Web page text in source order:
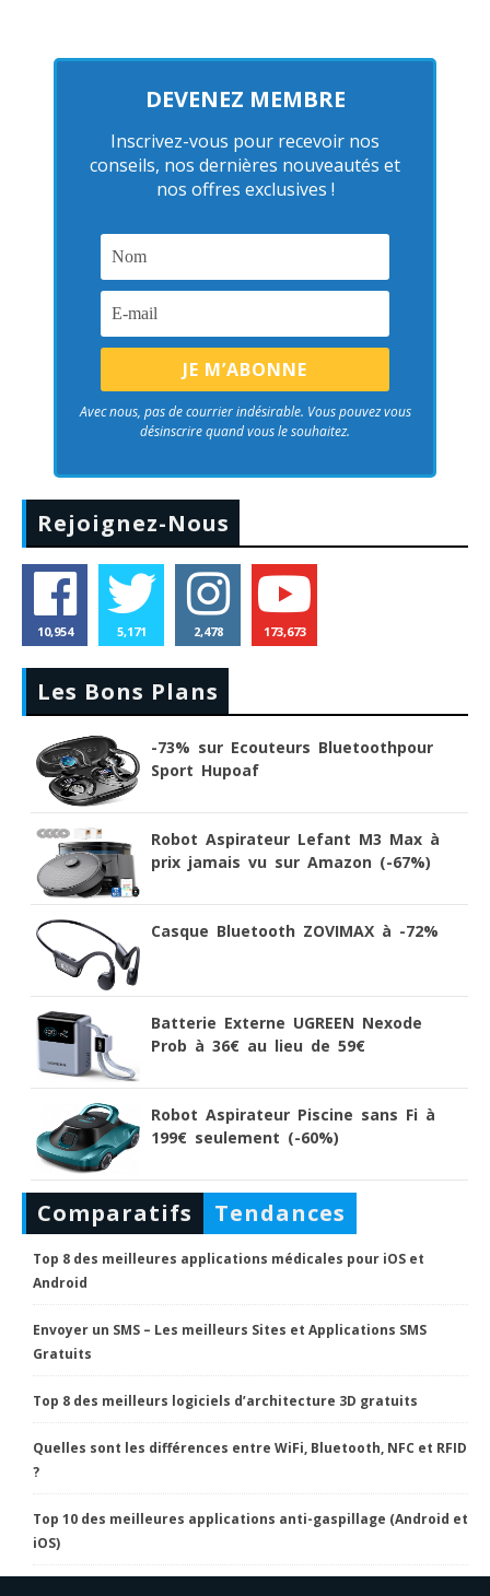
DEVENEZ MEMBRE
Inscrivez-vous pour recevoir nos
conseils, nos dernières nouveautés et
nos offres exclusives !
Avec nous, pas de courrier indésirable. Vous pouvez vous
désinscrire quand vous le souhaitez.
Rejoignez-Nous
10,954 5,171 2,478 173,673
Les Bons Plans
-73% sur Ecouteurs Bluetoothpour
Sport Hupoaf
Robot Aspirateur Lefant M3 Max à
prix jamais vu sur Amazon (-67%)
Casque Bluetooth ZOVIMAX à -72%
Batterie Externe UGREEN Nexode
Prob à 36€ au lieu de 59€
Robot Aspirateur Piscine sans Fi à
199€ seulement (-60%)
Comparatifs Tendances
Top 8 des meilleures applications médicales pour iOS et
Android
Envoyer un SMS – Les meilleurs Sites et Applications SMS
Gratuits
Top 8 des meilleurs logiciels d’architecture 3D gratuits
Quelles sont les différences entre WiFi, Bluetooth, NFC et RFID
?
Top 10 des meilleures applications anti-gaspillage (Android et
iOS)